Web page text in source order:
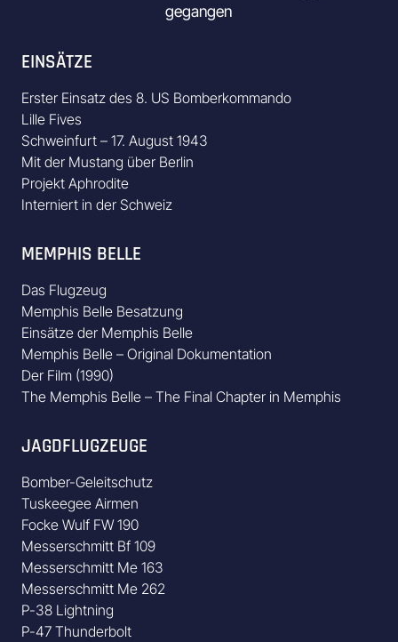
gegangen
EINSÄTZE
Erster Einsatz des 8. US Bomberkommando
Lille Fives
Schweinfurt – 17. August 1943
Mit der Mustang über Berlin
Projekt Aphrodite
Interniert in der Schweiz
MEMPHIS BELLE
Das Flugzeug
Memphis Belle Besatzung
Einsätze der Memphis Belle
Memphis Belle – Original Dokumentation
Der Film (1990)
The Memphis Belle – The Final Chapter in Memphis
JAGDFLUGZEUGE
Bomber-Geleitschutz
Tuskeegee Airmen
Focke Wulf FW 190
Messerschmitt Bf 109
Messerschmitt Me 163
Messerschmitt Me 262
P-38 Lightning
P-47 Thunderbolt